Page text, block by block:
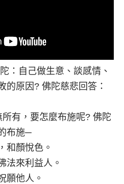
：自己做生意、談感情、
的原因? 佛陀慈悲回答：
有，要怎麼布施呢? 佛陀
布施─
和顏悅色。
法來利益人。
願他人。